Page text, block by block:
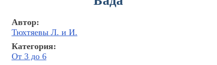
Автор:
Тюхтяевы Л. и И.
Категория:
От 3 до 6